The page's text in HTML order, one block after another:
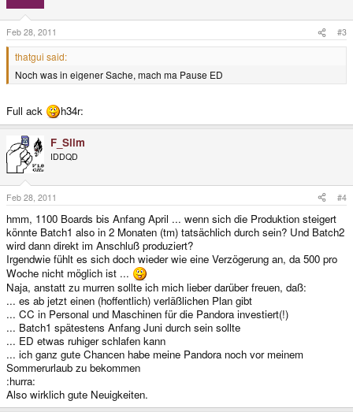
20 to check if they have any failures.
The same goes for Craigs team - there are boards with broken nubs or other
failures waiting to be sorted out, tested and packed up.
Hopefully, this will be the end of the unknown - our new contact person at
CC told us he wants to stay in close communication with us. This would be
something new, and I'd really be happy if that would really happen!
Feb 28, 2011 #3
thatgui said:
Noch was in eigener Sache, mach ma Pause ED
Full ack h34r:
F_Slim
IDDQD
Feb 28, 2011 #4
hmm, 1100 Boards bis Anfang April ... wenn sich die Produktion steigert
könnte Batch1 also in 2 Monaten (tm) tatsächlich durch sein? Und Batch2
wird dann direkt im Anschluß produziert?
Irgendwie fühlt es sich doch wieder wie eine Verzögerung an, da 500 pro
Woche nicht möglich ist ...
Naja, anstatt zu murren sollte ich mich lieber darüber freuen, daß:
... es ab jetzt einen (hoffentlich) verläßlichen Plan gibt
... CC in Personal und Maschinen für die Pandora investiert(!)
... Batch1 spätestens Anfang Juni durch sein sollte
... ED etwas ruhiger schlafen kann
... ich ganz gute Chancen habe meine Pandora noch vor meinem
Sommerurlaub zu bekommen
:hurra:
Also wirklich gute Neuigkeiten.